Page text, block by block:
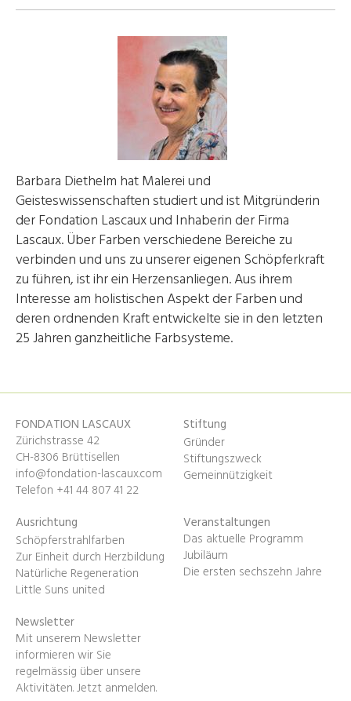
Barbara Diethelm hat Malerei und
Geisteswissenschaften studiert und ist Mitgründerin
der Fondation Lascaux und Inhaberin der Firma
Lascaux. Über Farben verschiedene Bereiche zu
verbinden und uns zu unserer eigenen Schöpferkraft
zu führen, ist ihr ein Herzensanliegen. Aus ihrem
Interesse am holistischen Aspekt der Farben und
deren ordnenden Kraft entwickelte sie in den letzten
25 Jahren ganzheitliche Farbsysteme.
FONDATION LASCAUX
Zürichstrasse 42
CH-8306 Brüttisellen
info@fondation-lascaux.com
Telefon +41 44 807 41 22
Stiftung
Gründer
Stiftungszweck
Gemeinnützigkeit
Ausrichtung
Schöpferstrahlfarben
Zur Einheit durch Herzbildung
Natürliche Regeneration
Little Suns united
Veranstaltungen
Das aktuelle Programm
Jubiläum
Die ersten sechszehn Jahre
Newsletter
Mit unserem Newsletter
informieren wir Sie
regelmässig über unsere
Aktivitäten.Jetzt anmelden.